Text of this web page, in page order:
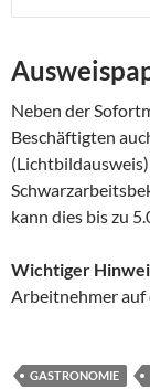
Neben der
Beschäftigten
kann dies bis zu
Wichtiger
Arbeitnehmer
GASTRONOMIE